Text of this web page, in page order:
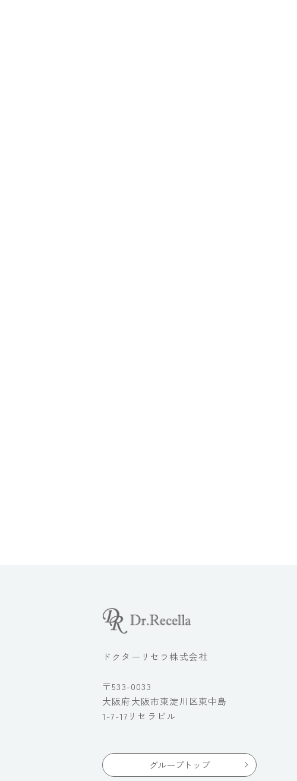
ドクターリセラ株式会社
〒533-0033
大阪府大阪市東淀川区東中島
1-7-17リセラビル
グループトップ